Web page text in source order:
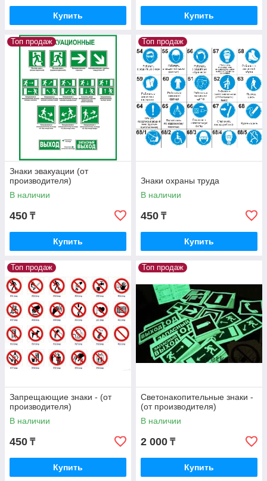
Купить Купить
Топ продаж
Знаки эвакуации (от
производителя)
В наличии
450 ₸
Купить
Топ продаж
Знаки охраны труда
В наличии
450 ₸
Купить
Топ продаж
Запрещающие знаки - (от
производителя)
В наличии
450 ₸
Купить
Топ продаж
Светонакопительные знаки -
(от производителя)
В наличии
2 000 ₸
Купить